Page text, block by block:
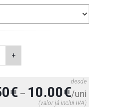
+
desde
€ – 10.00€/uni
(valor já inclui IVA)